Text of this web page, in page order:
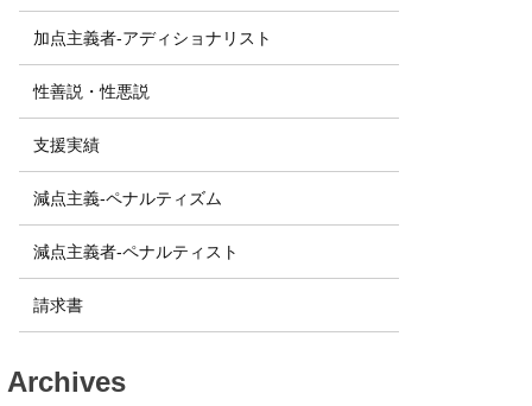
加点主義者-アディショナリスト
性善説・性悪説
支援実績
減点主義-ペナルティズム
減点主義者-ペナルティスト
請求書
Archives